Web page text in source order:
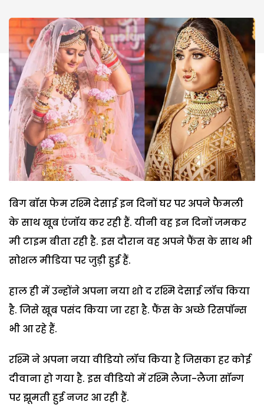
बिग बॉस फेम रश्मि देसाई इन दिनों घर पर अपने फैमली
के साथ खूब एंजॉय कर रही हैं. यीनी वह इन दिनों जमकर
मी टाइम बीता रही है. इस दौरान वह अपने फैंस के साथ भी
सोशल मीडिया पर जुड़ी हुई हैं.
हाल ही में उन्होंने अपना नया शो द रश्मि देसाई लॉच किया
है. जिसे खूब पसंद किया जा रहा है. फैंस के अच्छे रिसपॉन्स
भी आ रहे हैं.
रश्मि ने अपना नया वीडियो लॉच किया है जिसका हर कोई
दीवाना हो गया है. इस वीडियो में रश्मि लैजा-लैजा सॉन्ग
पर झूमती हुई नजर आ रही हैं.